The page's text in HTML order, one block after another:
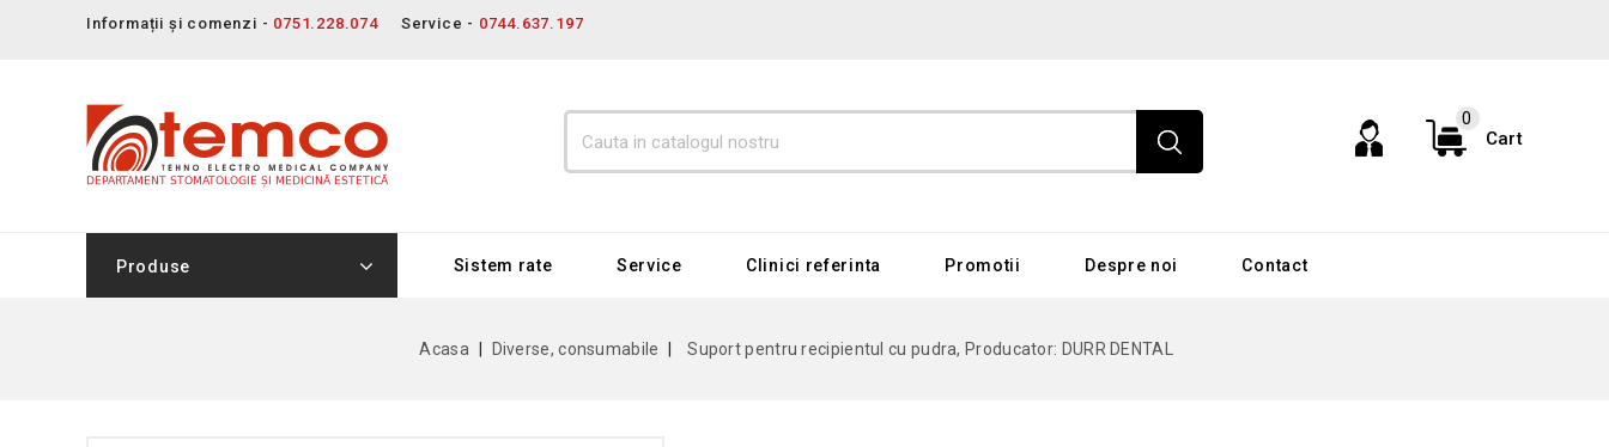
Informații și comenzi - 0751.228.074 Service - 0744.637.197
Cart
0
Sistem rate Service Clinici referinta Promotii Despre noi Contact
Produse
Acasa Diverse, consumabile Suport pentru recipientul cu pudra, Producator: DURR DENTAL